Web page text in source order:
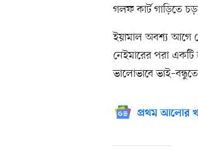
গলফ কার্ট গাড়িতে
ইয়ামাল অবশ্য আগে
নেইমারের পরা
ভালোভাবে
প্রথম আলোর